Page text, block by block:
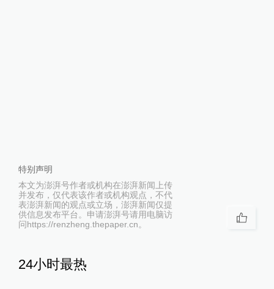
特别声明
本文为澎湃号作者或机构在澎湃新闻上传
并发布，仅代表该作者或机构观点，不代
表澎湃新闻的观点或立场，澎湃新闻仅提
供信息发布平台。申请澎湃号请用电脑访
问https://renzheng.thepaper.cn。
24小时最热